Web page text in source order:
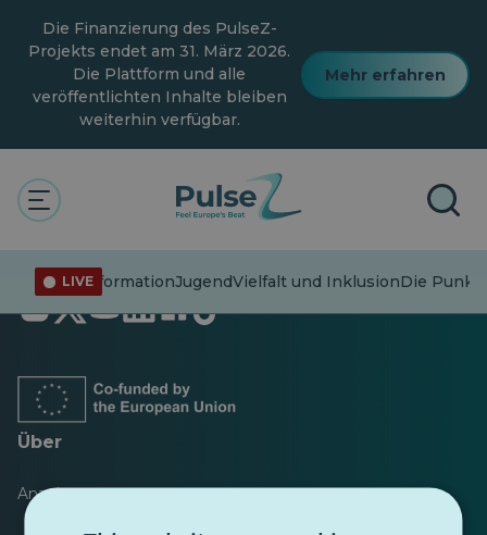
Hauptinhalt
springen
Die Finanzierung des PulseZ-
Projekts endet am 31. März 2026.
Die Plattform und alle
veröffentlichten Inhalte bleiben
weiterhin verfügbar.
Mehr erfahren
LIVE
FehlinformationJugendVielfalt und InklusionDie
Öffnet
in
Registerkarte
Öffnet
in
Registerkarte
Öffnet
in
Registerkarte
in
Registerkarte
in
Registerkarte
in
Über
Anzeiger